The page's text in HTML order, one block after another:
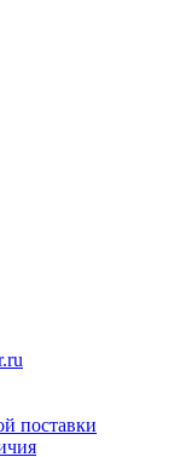
поставки